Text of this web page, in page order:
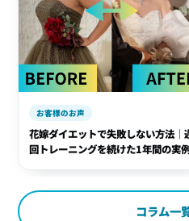
お客様のお声
花嫁ダイエットで失敗しない方法｜
回トレーニングを続けた1年間の実
コラム一